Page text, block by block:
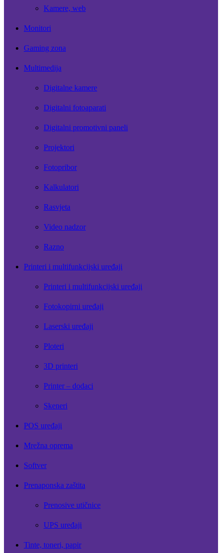
Kamere, web
Monitori
Gaming zona
Multimedija
Digitalne kamere
Digitalni fotoaparati
Digitalni promotivni paneli
Projektori
Fotopribor
Kalkulatori
Rasvjeta
Video nadzor
Razno
Printeri i multifunkcijski uređaji
Printeri i multifunkcijski uređaji
Fotokopirni uređaji
Laserski uređaji
Ploteri
3D printeri
Printer – dodaci
Skeneri
POS uređaji
Mrežna oprema
Softver
Prenaponska zaštita
Prenosive utičnice
UPS uređaji
Tinte, toneri, papir